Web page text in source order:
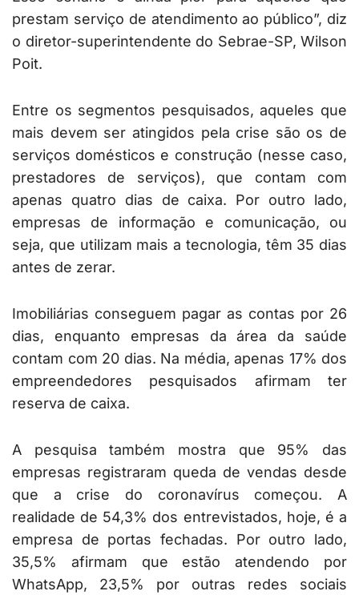
prestam serviço de atendimento ao público”, diz
o diretor-superintendente do Sebrae-SP, Wilson
Poit.
Entre os segmentos pesquisados, aqueles que
mais devem ser atingidos pela crise são os de
serviços domésticos e construção (nesse caso,
prestadores de serviços), que contam com
apenas quatro dias de caixa. Por outro lado,
empresas de informação e comunicação, ou
seja, que utilizam mais a tecnologia, têm 35 dias
antes de zerar.
Imobiliárias conseguem pagar as contas por 26
dias, enquanto empresas da área da saúde
contam com 20 dias. Na média, apenas 17% dos
empreendedores pesquisados afirmam ter
reserva de caixa.
A pesquisa também mostra que 95% das
empresas registraram queda de vendas desde
que a crise do coronavírus começou. A
realidade de 54,3% dos entrevistados, hoje, é a
empresa de portas fechadas. Por outro lado,
35,5% afirmam que estão atendendo por
WhatsApp, 23,5% por outras redes sociais